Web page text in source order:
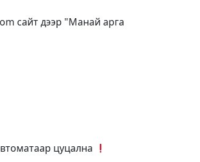
сайт дээр "Манай арга
цуцална